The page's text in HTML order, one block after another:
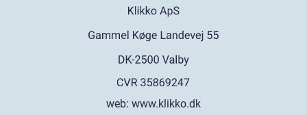
web: www.klikko.dk